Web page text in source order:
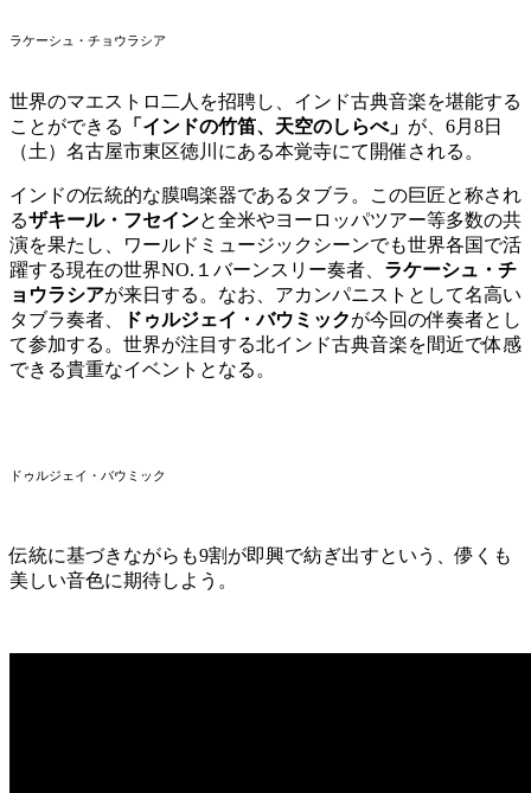
ラケーシュ・チョウラシア
世界のマエストロ二人を招聘し、インド古典音楽を堪能する
ことができる
「インドの竹笛、天空のしらべ」 が、6月8日
（土）名古屋市東区徳川にある本覚寺にて開催される。
インドの伝統的な膜鳴楽器であるタブラ。この巨匠と称され
るザキール・フセインと全米やヨーロッパツアー等多数の共
演を果たし、ワールドミュージックシーンでも世界各国で活
躍する現在の世界NO.１バーンスリー奏者、 ラケーシュ・チ
ョウラシアが来日する。なお、アカンパニストとして名高い
タブラ奏者、
ドゥルジェイ・バウミックが今回の伴奏者とし
て参加する。世界が注目する北インド古典音楽を間近で体感
できる貴重なイベントとなる。
ドゥルジェイ・バウミック
伝統に基づきながらも9割が即興で紡ぎ出すという、儚くも
美しい音色に期待しよう。